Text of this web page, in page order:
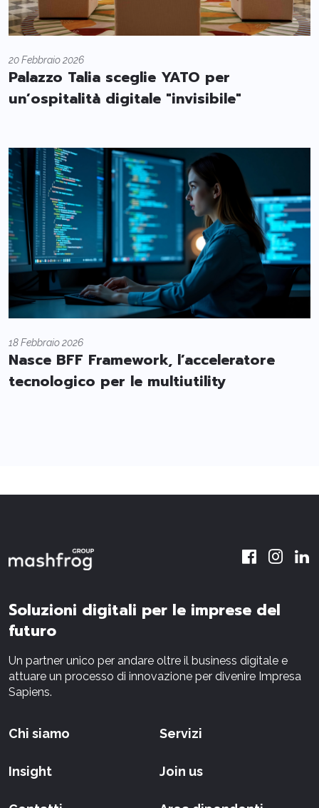
20 Febbraio 2026
Palazzo Talia sceglie YATO per
un’ospitalità digitale "invisibile"
18 Febbraio 2026
Nasce BFF Framework, l’acceleratore
tecnologico per le multiutility
Soluzioni digitali per le imprese del
futuro
Un partner unico per andare oltre il business digitale e
attuare un processo di innovazione per divenire Impresa
Sapiens.
Chi siamo Servizi
Insight Join us